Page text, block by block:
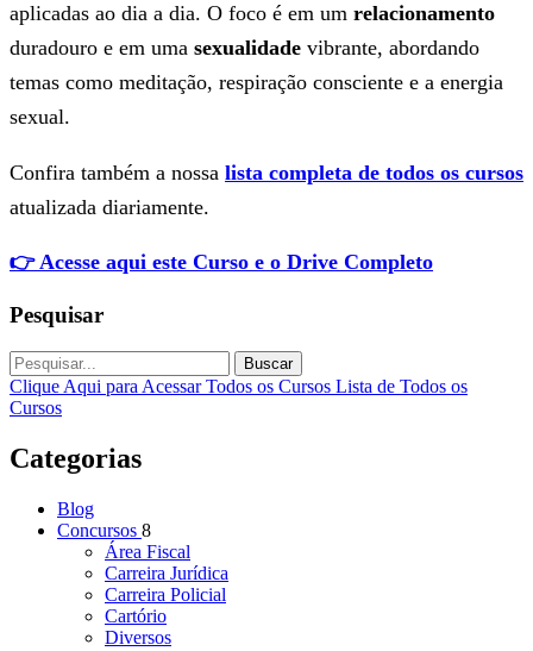
aplicadas ao dia a dia. O foco é em um relacionamento
duradouro e em uma sexualidade vibrante, abordando
temas como meditação, respiração consciente e a energia
sexual.
Confira também a nossa lista completa de todos os cursos
atualizada diariamente.
👉 Acesse aqui este Curso e o Drive Completo
Pesquisar
Buscar
Clique Aqui para Acessar Todos os Cursos Lista de Todos os
Cursos
Categorias
Blog
Concursos 8
Área Fiscal
Carreira Jurídica
Carreira Policial
Cartório
Diversos